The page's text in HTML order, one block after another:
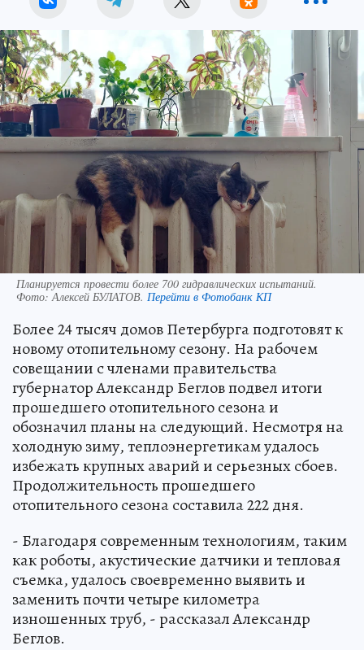
Планируется провести более 700 гидравлических испытаний.
Фото:Алексей БУЛАТОВ. Перейти в Фотобанк КП
Более 24 тысяч домов Петербурга подготовят к
новому отопительному сезону. На рабочем
совещании с членами правительства
губернатор Александр Беглов подвел итоги
прошедшего отопительного сезона и
обозначил планы на следующий. Несмотря на
холодную зиму, теплоэнергетикам удалось
избежать крупных аварий и серьезных сбоев.
Продолжительность прошедшего
отопительного сезона составила 222 дня.
- Благодаря современным технологиям, таким
как роботы, акустические датчики и тепловая
съемка, удалось своевременно выявить и
заменить почти четыре километра
изношенных труб, - рассказал Александр
Беглов.